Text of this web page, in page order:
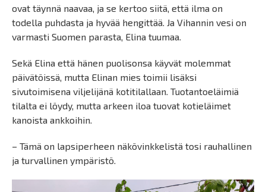
ovat täynnä naavaa, ja se kertoo siitä, että ilma on
todella puhdasta ja hyvää hengittää. Ja Vihannin vesi on
varmasti Suomen parasta, Elina tuumaa.
Sekä Elina että hänen puolisonsa käyvät molemmat
päivätöissä, mutta Elinan mies toimii lisäksi
sivutoimisena viljelijänä kotitilallaan. Tuotantoeläimiä
tilalta ei löydy, mutta arkeen iloa tuovat kotieläimet
kanoista ankkoihin.
– Tämä on lapsiperheen näkövinkkelistä tosi rauhallinen
ja turvallinen ympäristö.